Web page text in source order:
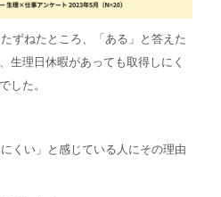
ずねたところ、「ある」と答えた
生理日休暇があっても取得しにく
した。
くい」と感じている人にその理由